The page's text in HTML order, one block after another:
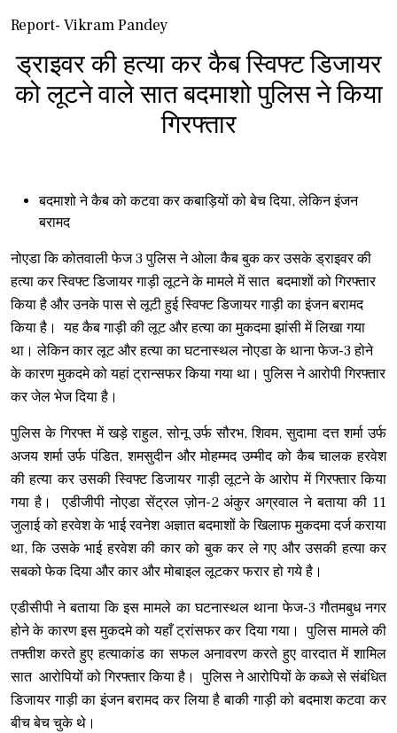
Report- Vikram Pandey
ड्राइवर की हत्या कर कैब स्विफ्ट डिजायर
को लूटने वाले सात बदमाशो पुलिस ने किया
गिरफ्तार
बदमाशो ने कैब को कटवा कर कबाड़ियों को बेच दिया, लेकिन इंजन
बरामद
नोएडा कि कोतवाली फेज 3 पुलिस ने ओला कैब बुक कर उसके ड्राइवर की
हत्या कर स्विफ्ट डिजायर गाड़ी लूटने के मामले में सात बदमाशों को गिरफ्तार
किया है और उनके पास से लूटी हुई स्विफ्ट डिजायर गाड़ी का इंजन बरामद
किया है। यह कैब गाड़ी की लूट और हत्या का मुकदमा झांसी में लिखा गया
था। लेकिन कार लूट और हत्या का घटनास्थल नोएडा के थाना फेज-3 होने
के कारण मुकदमे को यहां ट्रान्सफर किया गया था। पुलिस ने आरोपी गिरफ्तार
कर जेल भेज दिया है।
पुलिस के गिरफ्त में खड़े राहुल, सोनू उर्फ सौरभ, शिवम, सुदामा दत्त शर्मा उर्फ
अजय शर्मा उर्फ पंडित, शमसुदीन और मोहम्मद उम्मीद को कैब चालक हरवेश
की हत्या कर उसकी स्विफ्ट डिजायर गाड़ी लूटने के आरोप में गिरफ्तार किया
गया है। एडीजीपी नोएडा सेंट्रल ज़ोन-2 अंकुर अग्रवाल ने बताया की 11
जुलाई को हरवेश के भाई रवनेश अज्ञात बदमाशों के खिलाफ मुकदमा दर्ज कराया
था, कि उसके भाई हरवेश की कार को बुक कर ले गए और उसकी हत्या कर
सबको फेक दिया और कार और मोबाइल लूटकर फरार हो गये है।
एडीसीपी ने बताया कि इस मामले का घटनास्थल थाना फेज-3 गौतमबुध नगर
होने के कारण इस मुकदमे को यहाँ ट्रांसफर कर दिया गया। पुलिस मामले की
तफ्तीश करते हुए हत्याकांड का सफल अनावरण करते हुए वारदात में शामिल
सात आरोपियों को गिरफ्तार किया है। पुलिस ने आरोपियों के कब्जे से संबंधित
डिजायर गाड़ी का इंजन बरामद कर लिया है बाकी गाड़ी को बदमाश कटवा कर
बीच बेच चुके थे।